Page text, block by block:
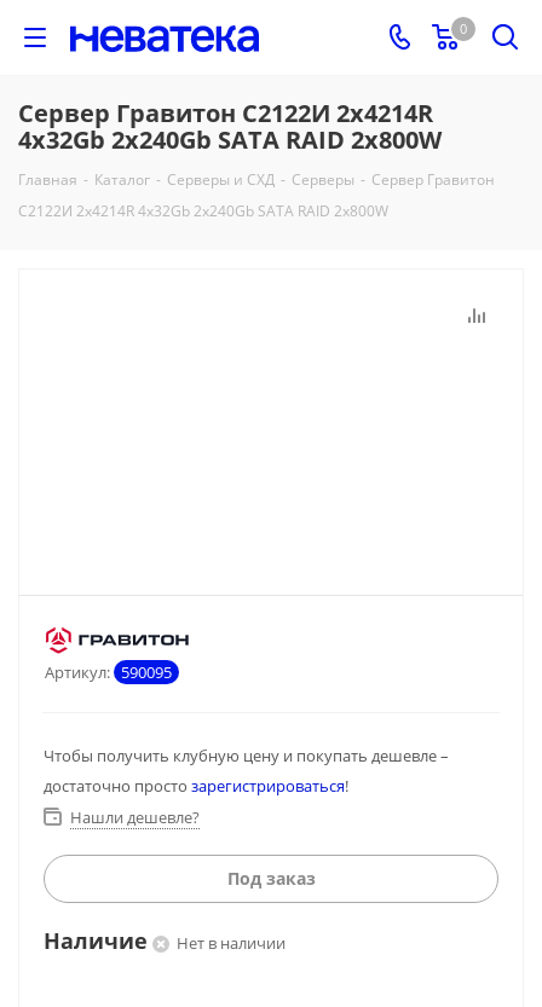
0
Сервер Гравитон C2122И 2x4214R
4x32Gb 2x240Gb SATA RAID 2x800W
Главная - Каталог - Серверы и СХД - Серверы - Сервер Гравитон
C2122И 2x4214R 4x32Gb 2x240Gb SATA RAID 2x800W
Артикул: 590095
Чтобы получить клубную цену и покупать дешевле –
достаточно просто зарегистрироваться!
Нашли дешевле?
Под заказ
Наличие Нет в наличии